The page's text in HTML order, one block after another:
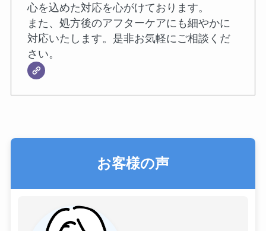
心を込めた対応を心がけております。
また、処方後のアフターケアにも細やかに
対応いたします。是非お気軽にご相談くだ
さい。
お客様の声